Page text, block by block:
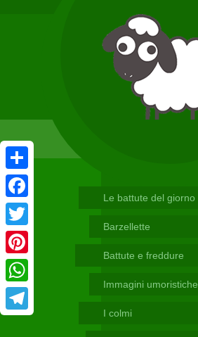
Le battute del giorno
Barzellette
Battute e freddure
Immagini umoristiche
I colmi
Condividi
Facebook
Twitter
Pinterest
WhatsApp